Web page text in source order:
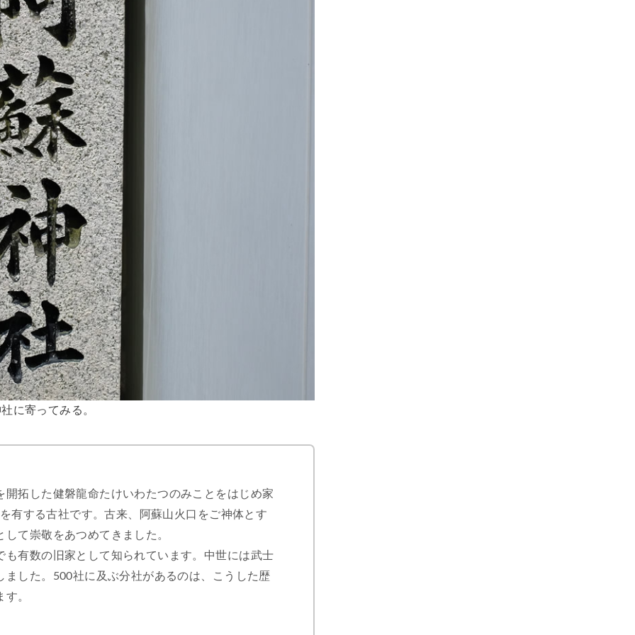
に寄ってみる。
拓した健磐龍命たけいわたつのみことをはじめ家
有する古社です。古来、阿蘇山火口をご神体とす
て崇敬をあつめてきました。
有数の旧家として知られています。中世には武士
した。500社に及ぶ分社があるのは、こうした歴
。